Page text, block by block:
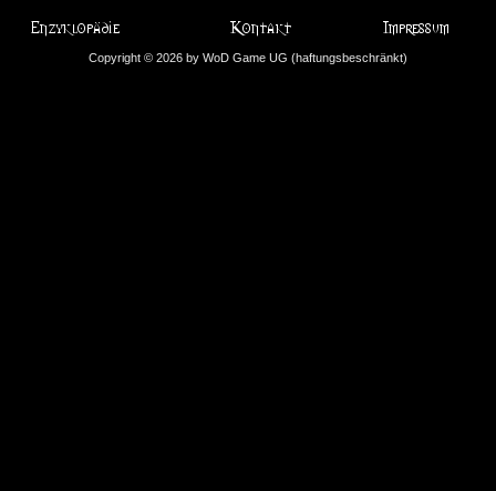
Copyright © 2026 by WoD Game UG (haftungsbeschränkt)